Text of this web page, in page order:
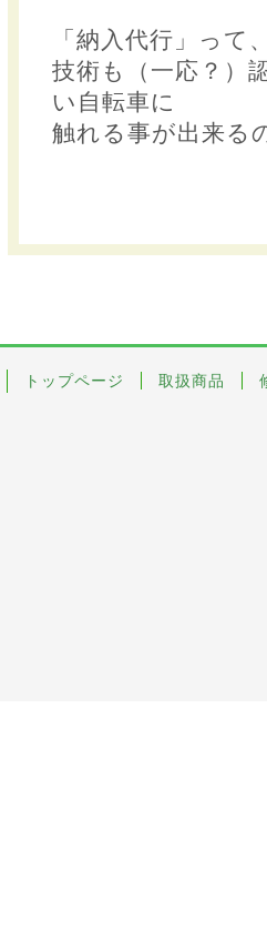
「納入代行」っ
技術も（一応？）
い自転車に
触れる事が出来る
トップページ 取扱商品